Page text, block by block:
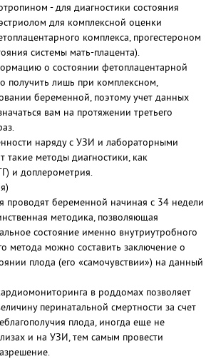
- для диагностики состояния
для комплексной оценки
комплекса, прогестероном
системы мать-плацента).
о состоянии фетоплацентарной
получить лишь при комплексном,
беременной, поэтому учет данных
вам на протяжении третьего
наряду с УЗИ и лабораторными
такие методы диагностики, как
и доплерометрия.
проводят беременной начиная с 34 недели
методика, позволяющая
состояние именно внутриутробного
метода можно составить заключение о
плода (его «самочувствии») на данный
в роддомах позволяет
перинатальной смертности за счет
плода, иногда еще не
и на УЗИ, тем самым провести